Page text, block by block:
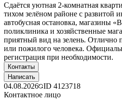
Сдаётся уютная 2-комнатная
тихом зелёном районе с развитой
автобусная остановка, магазины
поликлиника и хозяйственные
приятный вид на зелень. Отлично
или пожилого человека.
регистрация при необходимости.
Контакты
Написать
04.08.2026 ID 4123718
Контактное лицо